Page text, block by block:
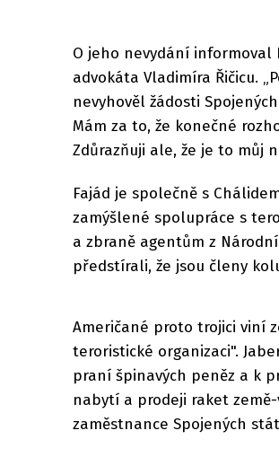
O jeho nevydání informoval
advokáta Vladimíra Řičicu.
nevyhověl žádosti
Mám za to, že konečné
Zdůrazňuji ale, že je to můj
Fajád je společně s
zamýšlené spolupráce s
a zbraně agentům z
předstírali, že jsou členy
Američané proto trojici viní
teroristické organizaci".
praní špinavých peněz a k
nabytí a prodeji raket
zaměstnance Spojených